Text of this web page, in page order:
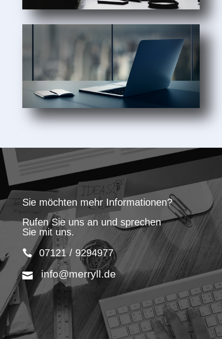
Sie möchten mehr Informationen?
Rufen Sie uns an und sprechen
Sie mit uns.
07121 / 9294977
info@merryll.de